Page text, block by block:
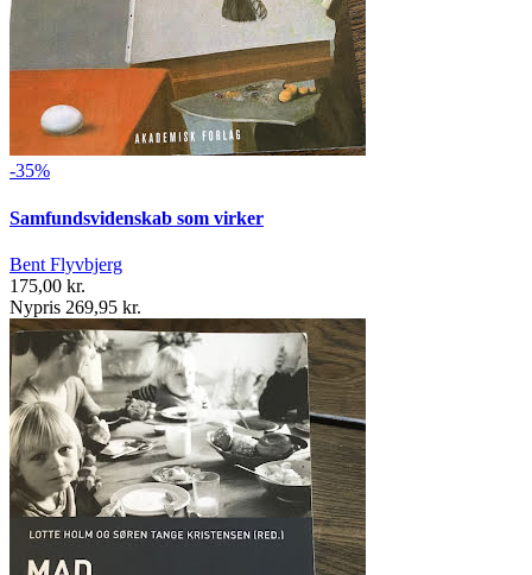
-35%
Samfundsvidenskab som virker
Bent Flyvbjerg
175,00 kr.
Nypris 269,95 kr.